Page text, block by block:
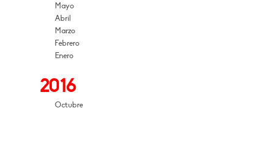
Mayo
Abril
Marzo
Febrero
Enero
2016
Octubre